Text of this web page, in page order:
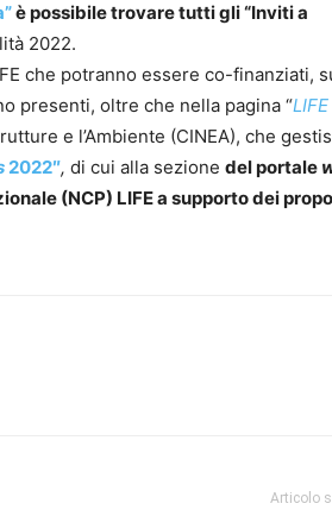
è possibile trovare tutti gli “Inviti a
2022.
che potranno essere co-finanziati,
presenti, oltre che nella pagina “
e l’Ambiente (CINEA), che
2022″, di cui alla sezione del portale
(NCP) LIFE a supporto dei
Articolo